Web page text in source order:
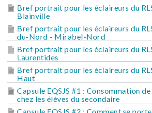
Bref portrait pour les éclaireurs du
Blainville
Bref portrait pour les éclaireurs du
du-Nord - Mirabel-Nord
Bref portrait pour les éclaireurs du
Laurentides
Bref portrait pour les éclaireurs du
Haut
Capsule EQSJS #1 : Consommation
chez les élèves du secondaire